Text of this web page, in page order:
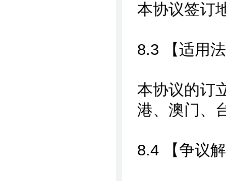
本协议签订
8.3 【适用
本协议的订
港、澳门、
8.4 【争议